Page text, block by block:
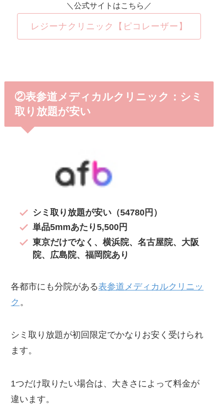
＼公式サイトはこちら／
レジーナクリニック【ピコレーザー】
②表参道メディカルクリニック：シミ
取り放題が安い
シミ取り放題が安い（54780円）
単品5mmあたり5,500円
東京だけでなく、横浜院、名古屋院、大阪
院、広島院、福岡院あり
各都市にも分院がある表参道メディカルクリニッ
ク 。
シミ取り放題が初回限定でかなりお安く受けられ
ます。
1つだけ取りたい場合は、大きさによって料金が
違います。